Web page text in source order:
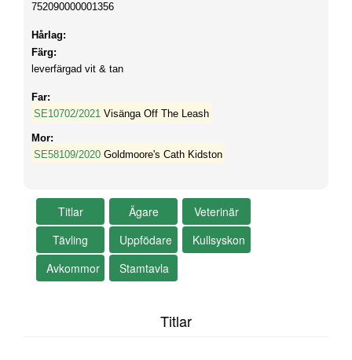
752090000001356
Hårlag:
Färg:
leverfärgad vit & tan
Far:
SE10702/2021 Visänga Off The Leash
Mor:
SE58109/2020 Goldmoore's Cath Kidston
Titlar